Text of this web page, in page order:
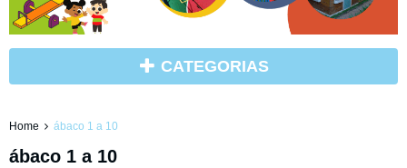
CATEGORIAS
Home ábaco 1 a 10
ábaco 1 a 10